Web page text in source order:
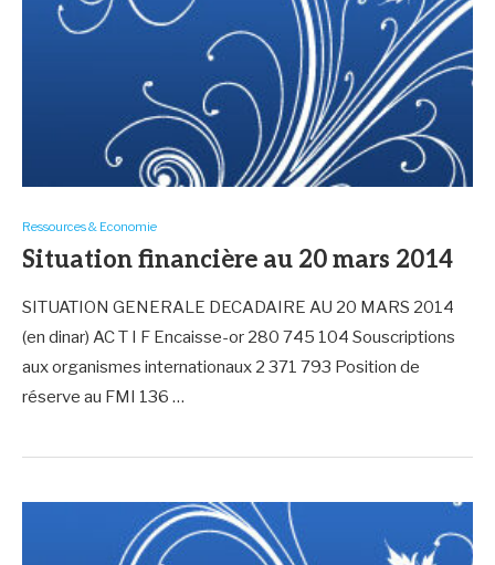
Ressources & Economie
Situation financière au 20 mars 2014
SITUATION GENERALE DECADAIRE AU 20 MARS 2014
(en dinar) AC T I F Encaisse-or 280 745 104 Souscriptions
aux organismes internationaux 2 371 793 Position de
réserve au FMI 136 …